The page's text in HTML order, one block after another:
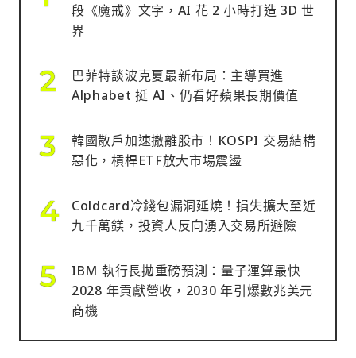
段《魔戒》文字，AI 花 2 小時打造 3D 世
界
巴菲特談波克夏最新布局：主導買進
Alphabet 挺 AI、仍看好蘋果長期價值
韓國散戶加速撤離股市！KOSPI 交易結構
惡化，槓桿ETF放大市場震盪
Coldcard冷錢包漏洞延燒！損失擴大至近
九千萬鎂，投資人反向湧入交易所避險
IBM 執行長拋重磅預測：量子運算最快
2028 年貢獻營收，2030 年引爆數兆美元
商機